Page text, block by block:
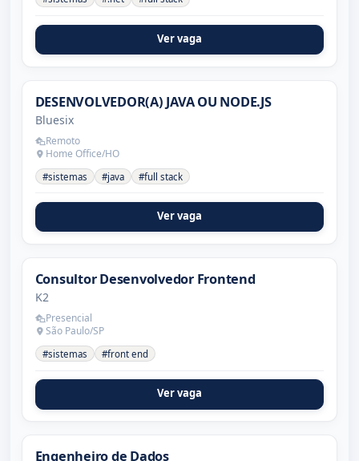
Ver vaga
DESENVOLVEDOR(A) JAVA OU NODE.JS
Bluesix
Remoto
Home Office/HO
#sistemas #java #full stack
Ver vaga
Consultor Desenvolvedor Frontend
K2
Presencial
São Paulo/SP
#sistemas #front end
Ver vaga
Engenheiro de Dados